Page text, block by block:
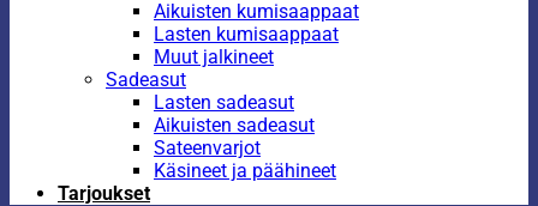
Aikuisten kumisaappaat
Lasten kumisaappaat
Muut jalkineet
Sadeasut
Lasten sadeasut
Aikuisten sadeasut
Sateenvarjot
Käsineet ja päähineet
Tarjoukset